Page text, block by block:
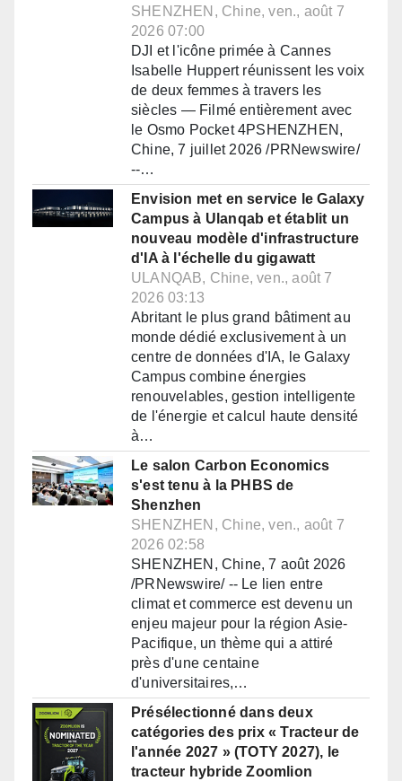
SHENZHEN, Chine, ven., août 7
2026 07:00
DJI et l'icône primée à Cannes
Isabelle Huppert réunissent les voix
de deux femmes à travers les
siècles — Filmé entièrement avec
le Osmo Pocket 4PSHENZHEN,
Chine, 7 juillet 2026 /PRNewswire/
--…
Envision met en service le Galaxy
Campus à Ulanqab et établit un
nouveau modèle d'infrastructure
d'IA à l'échelle du gigawatt
ULANQAB, Chine, ven., août 7
2026 03:13
Abritant le plus grand bâtiment au
monde dédié exclusivement à un
centre de données d'IA, le Galaxy
Campus combine énergies
renouvelables, gestion intelligente
de l'énergie et calcul haute densité
à…
Le salon Carbon Economics
s'est tenu à la PHBS de
Shenzhen
SHENZHEN, Chine, ven., août 7
2026 02:58
SHENZHEN, Chine, 7 août 2026
/PRNewswire/ -- Le lien entre
climat et commerce est devenu un
enjeu majeur pour la région Asie-
Pacifique, un thème qui a attiré
près d'une centaine
d'universitaires,…
Présélectionné dans deux
catégories des prix « Tracteur de
l'année 2027 » (TOTY 2027), le
tracteur hybride Zoomlion